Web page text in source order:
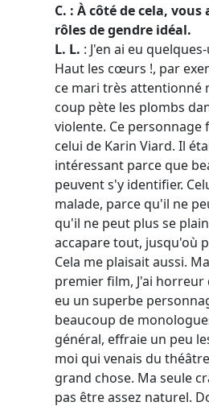
C. : À côté de cela, vous
rôles de gendre idéal.
L. L. : J'en ai eu
Haut les cœurs !, par
ce mari très attentionné
coup pète les plombs
violente. Ce personnage
celui de Karin Viard. Il
intéressant parce que
peuvent s'y identifier.
malade, parce qu'il ne
qu'il ne peut plus se
accapare tout, jusqu'où
Cela me plaisait aussi.
premier film, J'ai horreur
eu un superbe
beaucoup de
général, effraie un peu
moi qui venais du
grand chose. Ma seule
pas être assez naturel.